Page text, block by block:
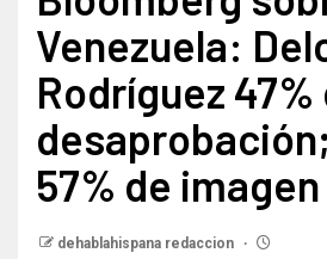
Venezuela:
Rodríguez 47%
57% de
dehablahispana redaccion